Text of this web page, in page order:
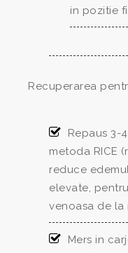
in pozitie
Recuperarea
Repaus 3-
metoda RICE
reduce
elevate,
venoasa de la
Mers in